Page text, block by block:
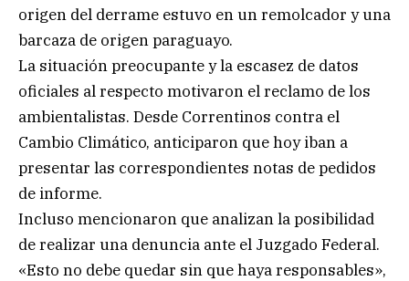
origen del derrame estuvo en un remolcador y una
barcaza de origen paraguayo.
La situación preocupante y la escasez de datos
oficiales al respecto motivaron el reclamo de los
ambientalistas. Desde Correntinos contra el
Cambio Climático, anticiparon que hoy iban a
presentar las correspondientes notas de pedidos
de informe.
Incluso mencionaron que analizan la posibilidad
de realizar una denuncia ante el Juzgado Federal.
«Esto no debe quedar sin que haya responsables»,